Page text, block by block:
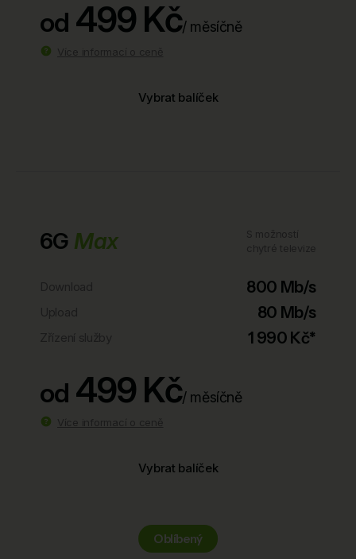
od 499 Kč/ měsíčně
Vybrat balíček
6G Max
800 Mb/s
80 Mb/s
1 990 Kč*
od 499 Kč/ měsíčně
Vybrat balíček
Oblíbený